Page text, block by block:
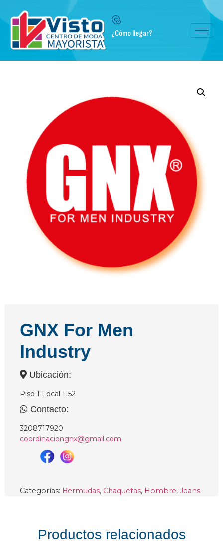
¿Cómo llegar?
GNX For Men
Industry
Ubicación:
Piso 1 Local 1152
Contacto:
3208717920
coordinaciongnx@gmail.com
Categorías: Bermudas, Chaquetas, Hombre, Jeans
Productos relacionados